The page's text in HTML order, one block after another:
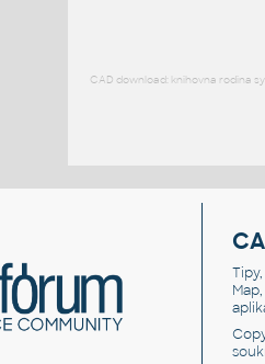
CAD download: knihovna rodina